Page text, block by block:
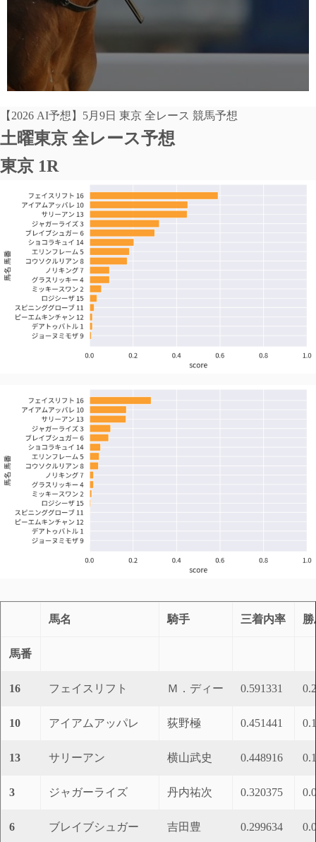
【2026 AI予想】5月9日 東京 全レース 競馬予想
土曜東京 全レース予想
東京 1R
馬名 騎手 三着内率
馬番
16 フェイスリフト Ｍ．ディー 0.591331
10 アイアムアッパレ 荻野極 0.451441
13 サリーアン 横山武史 0.448916
3 ジャガーライズ 丹内祐次 0.320375
6 ブレイブシュガー 吉田豊 0.299634